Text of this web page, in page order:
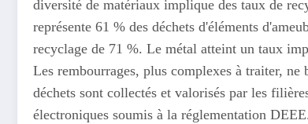
diversité de matériaux implique des taux de
représente 61 % des déchets d'éléments
recyclage de 71 %. Le métal atteint un taux
Les rembourrages, plus complexes à traiter,
déchets sont collectés et valorisés par les
électroniques soumis à la réglementation